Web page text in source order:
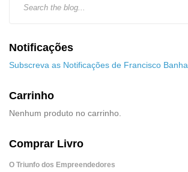
Notificações
Subscreva as Notificações de Francisco Banha
Carrinho
Nenhum produto no carrinho.
Comprar Livro
O Triunfo dos Empreendedores